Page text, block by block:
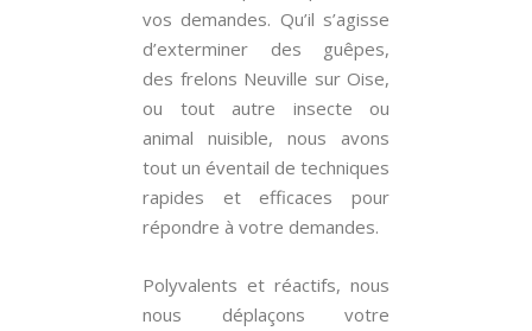
vos demandes. Qu’il s’agisse
d’exterminer des guêpes,
des frelons Neuville sur Oise,
ou tout autre insecte ou
animal nuisible, nous avons
tout un éventail de techniques
rapides et efficaces pour
répondre à votre demandes.
Polyvalents et réactifs, nous
nous déplaçons votre